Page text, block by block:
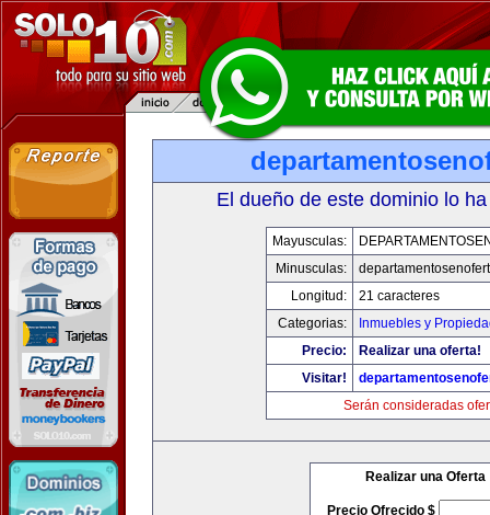
El dueño de este dominio lo
Mayusculas:
Minusculas:
Longitud:
21 caracteres
Categorias:
Inmuebles y
Precio:
Realizar una oferta!
Visitar!
Serán consideradas
Realizar una Oferta
Precio Ofrecido $